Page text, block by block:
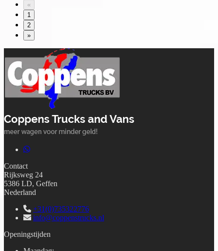
«
1
2
»
Contact
Rijksweg 24
5386 LD, Geffen
Nederland
+31(0)735322776
info@coppenstrucks.nl
Openingstijden